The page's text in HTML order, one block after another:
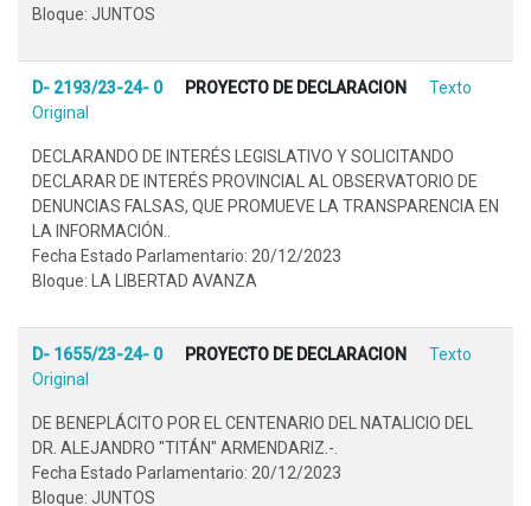
Bloque: JUNTOS
D- 2193/23-24- 0 PROYECTO DE DECLARACION
Texto
Original
DECLARANDO DE INTERÉS LEGISLATIVO Y SOLICITANDO
DECLARAR DE INTERÉS PROVINCIAL AL OBSERVATORIO DE
DENUNCIAS FALSAS, QUE PROMUEVE LA TRANSPARENCIA EN
LA INFORMACIÓN..
Fecha Estado Parlamentario: 20/12/2023
Bloque: LA LIBERTAD AVANZA
D- 1655/23-24- 0 PROYECTO DE DECLARACION
Texto
Original
DE BENEPLÁCITO POR EL CENTENARIO DEL NATALICIO DEL
DR. ALEJANDRO "TITÁN" ARMENDARIZ.-.
Fecha Estado Parlamentario: 20/12/2023
Bloque: JUNTOS